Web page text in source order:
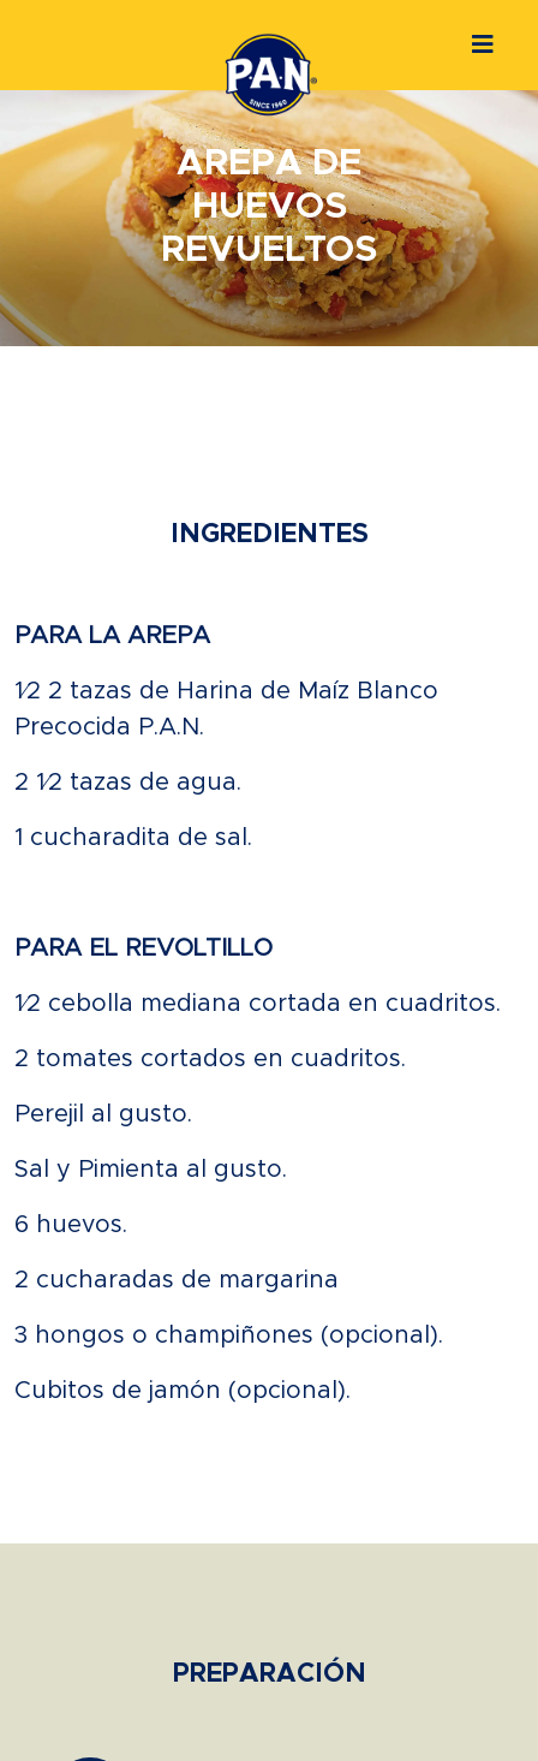
AREPA DE
HUEVOS
REVUELTOS
INGREDIENTES
PARA LA AREPA
1⁄2 2 tazas de Harina de Maíz Blanco
Precocida P.A.N.
2 1⁄2 tazas de agua.
1 cucharadita de sal.
PARA EL REVOLTILLO
1⁄2 cebolla mediana cortada en cuadritos.
2 tomates cortados en cuadritos.
Perejil al gusto.
Sal y Pimienta al gusto.
6 huevos.
2 cucharadas de margarina
3 hongos o champiñones (opcional).
Cubitos de jamón (opcional).
PREPARACIÓN